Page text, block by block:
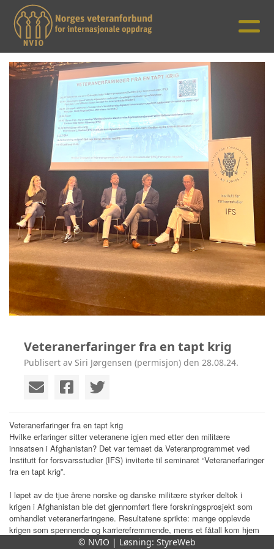
Veteranerfaringer fra en tapt krig
Publisert av Siri Jørgensen (permisjon) den 28.08.24.
Veteranerfaringer fra en tapt krig
Hvilke erfaringer sitter veteranene igjen med etter den militære
innsatsen i Afghanistan? Det var temaet da Veteranprogrammet ved
Institutt for forsvarsstudier (IFS) inviterte til seminaret “Veteranerfaringer
fra en tapt krig”.
I løpet av de tjue årene norske og danske militære styrker deltok i
krigen i Afghanistan ble det gjennomført flere forskningsprosjekt som
omhandlet veteranerfaringene. Resultatene sprikte: mange opplevde
krigen som spennende og karrierefremmende, mens et fåtall kom hjem
med fysiske og psykiske skader. Forskere fra Dansk Institut for
© NVIO | Løsning: StyreWeb